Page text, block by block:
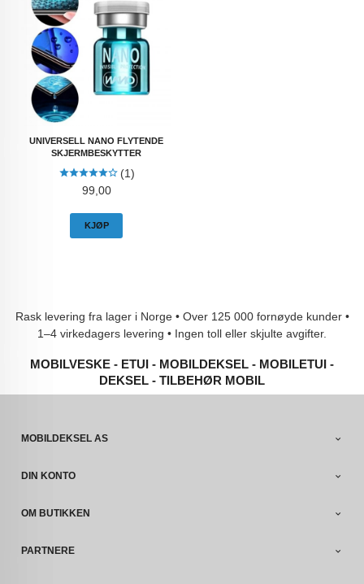
UNIVERSELL NANO FLYTENDE
SKJERMBESKYTTER
(1)
Pris
99,00
KJØP
Rask levering fra lager i Norge • Over 125 000 fornøyde kunder •
1–4 virkedagers levering • Ingen toll eller skjulte avgifter.
MOBILVESKE - ETUI - MOBILDEKSEL - MOBILETUI -
DEKSEL - TILBEHØR MOBIL
MOBILDEKSEL AS
DIN KONTO
OM BUTIKKEN
PARTNERE